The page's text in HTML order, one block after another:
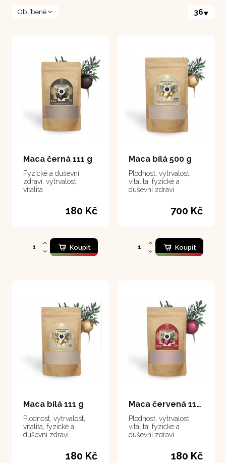
Oblíbené 36
Maca černá 111 g
Fyzické a duševní
zdraví, vytrvalost,
vitalita
180 Kč
Koupit
Maca bílá 500 g
Plodnost, vytrvalost,
vitalita, fyzické a
duševní zdraví
700 Kč
Koupit
Maca bílá 111 g
Plodnost, vytrvalost,
vitalita, fyzické a
duševní zdraví
180 Kč
Maca červená 111 g
Plodnost, vytrvalost,
vitalita, fyzické a
duševní zdraví
180 Kč